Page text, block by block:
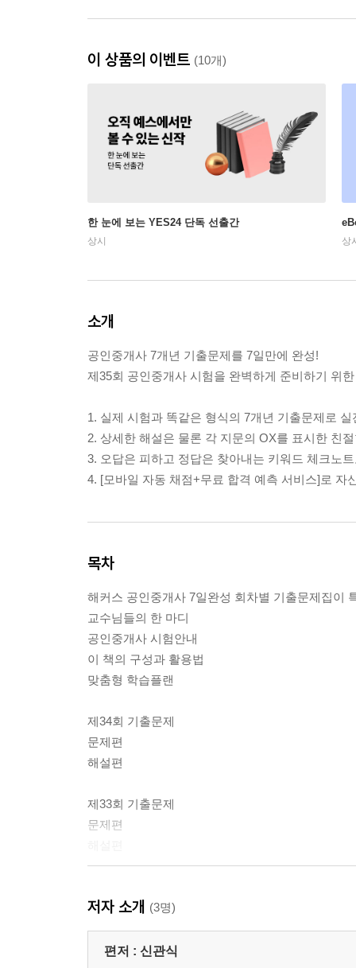
이 상품의 이벤트 (10개)
한 눈에 보는 YES24 단독 선출간
상시 상
소개
공인중개사 7개년 기출문제를 7일만에 완성!
제35회 공인중개사 시험을 완벽하게 준비하기 위
1. 실제 시험과 똑같은 형식의 7개년 기출문제로 실
2. 상세한 해설은 물론 각 지문의 OX를 표시한 친
3. 오답은 피하고 정답은 찾아내는 키워드 체크노
4. [모바일 자동 채점+무료 합격 예측 서비스]로 자
목차
해커스 공인중개사 7일완성 회차별 기출문제집이
교수님들의 한 마디
공인중개사 시험안내
이 책의 구성과 활용법
맞춤형 학습플랜
제34회 기출문제
문제편
해설편
제33회 기출문제
문제편
문제편
해설편
저자 소개 (3명)
편저 : 신관식